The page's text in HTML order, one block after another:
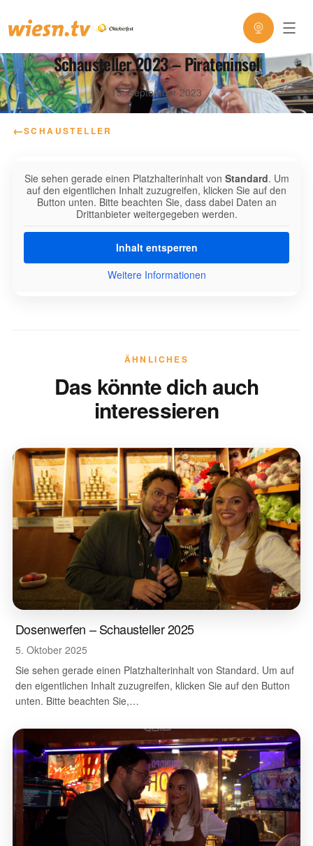
Schausteller 2023 – Pirateninsel
19. September 2023
←SCHAUSTELLER
Sie sehen gerade einen Platzhalterinhalt von Standard. Um
auf den eigentlichen Inhalt zuzugreifen, klicken Sie auf den
Button unten. Bitte beachten Sie, dass dabei Daten an
Drittanbieter weitergegeben werden.
Inhalt entsperren
Weitere Informationen
ÄHNLICHES
Das könnte dich auch
interessieren
Dosenwerfen – Schausteller 2025
5. Oktober 2025
Sie sehen gerade einen Platzhalterinhalt von Standard. Um auf
den eigentlichen Inhalt zuzugreifen, klicken Sie auf den Button
unten. Bitte beachten Sie,…